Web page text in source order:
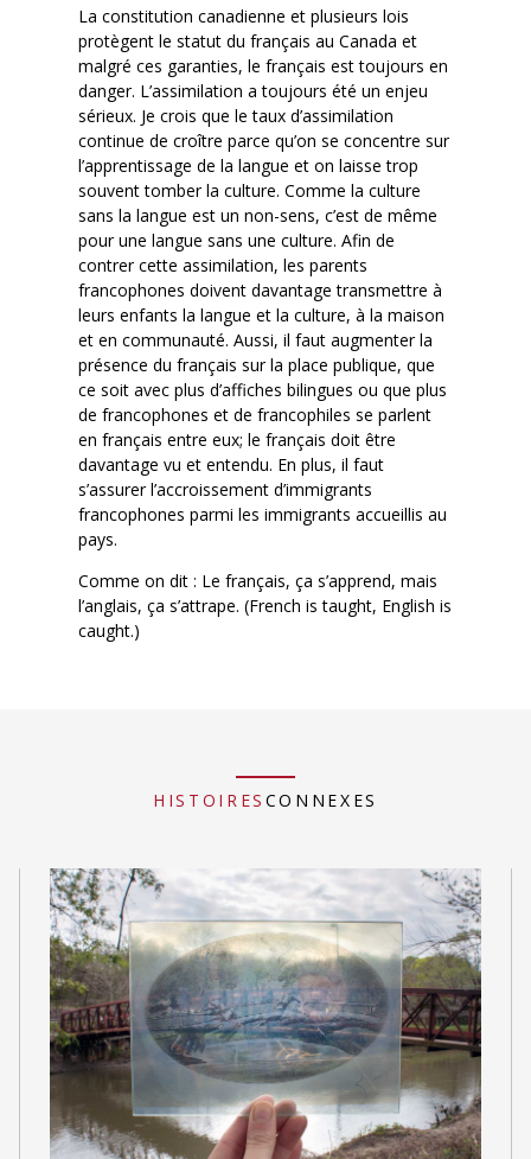
La constitution canadienne et plusieurs lois
protègent le statut du français au Canada et
malgré ces garanties, le français est toujours en
danger. L’assimilation a toujours été un enjeu
sérieux. Je crois que le taux d’assimilation
continue de croître parce qu’on se concentre sur
l’apprentissage de la langue et on laisse trop
souvent tomber la culture. Comme la culture
sans la langue est un non-sens, c’est de même
pour une langue sans une culture. Afin de
contrer cette assimilation, les parents
francophones doivent davantage transmettre à
leurs enfants la langue et la culture, à la maison
et en communauté. Aussi, il faut augmenter la
présence du français sur la place publique, que
ce soit avec plus d’affiches bilingues ou que plus
de francophones et de francophiles se parlent
en français entre eux; le français doit être
davantage vu et entendu. En plus, il faut
s’assurer l’accroissement d’immigrants
francophones parmi les immigrants accueillis au
pays.
Comme on dit : Le français, ça s’apprend, mais
l’anglais, ça s’attrape. (French is taught, English is
caught.)
HISTOIRES CONNEXES